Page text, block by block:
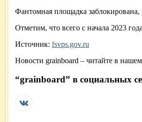
Фантомная площадка
Отметим, что всего с начала 2023
Источник: fsvps.gov.ru
Новости grainboard – читайте в
“grainboard” в социальных